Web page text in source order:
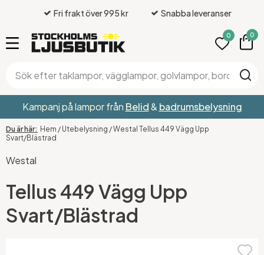
Fri frakt över 995 kr Snabba leveranser
0 0
Kampanj på lampor från Belid& badrumsbelysning
Hem / Utebelysning /Westal Tellus 449 Vägg Upp
Svart/Blästrad
Westal
Tellus 449 Vägg Upp
Svart/Blästrad